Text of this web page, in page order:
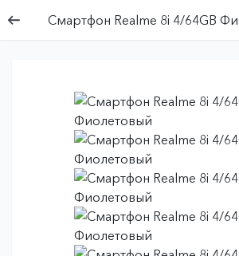
Смартфон Realme 8i 4/64GB